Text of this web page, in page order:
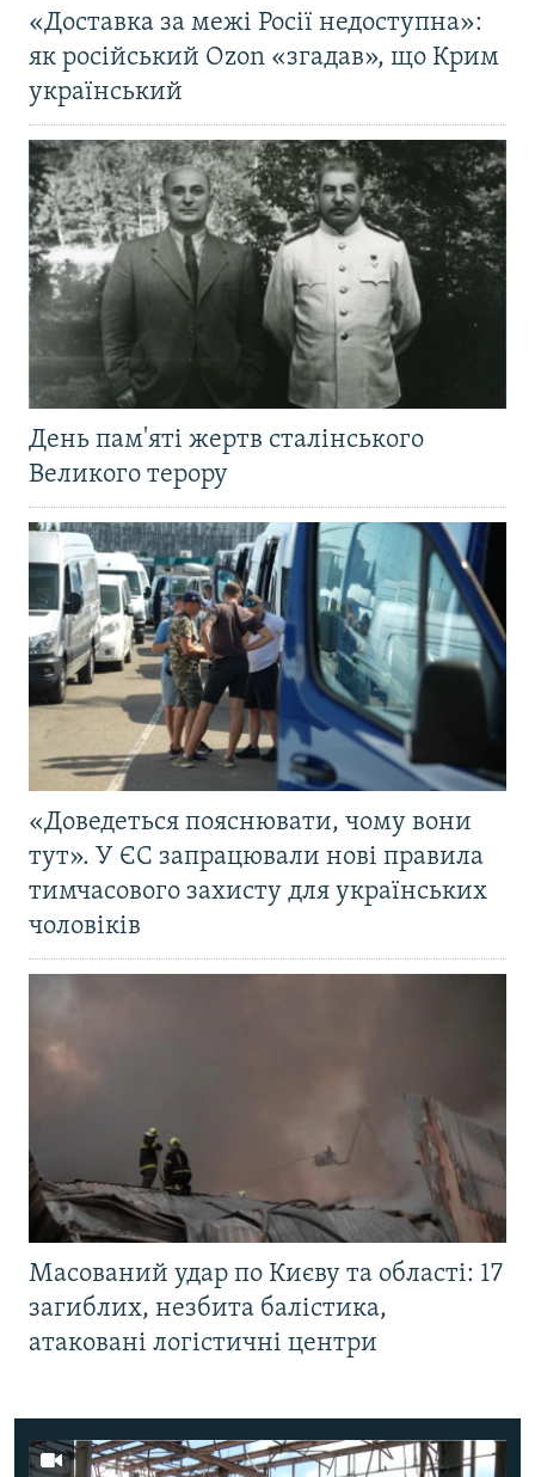
«Доставка за межі Росії недоступна»:
як російський Ozon «згадав», що Крим
український
День пам'яті жертв сталінського
Великого терору
«Доведеться пояснювати, чому вони
тут». У ЄС запрацювали нові правила
тимчасового захисту для українських
чоловіків
Масований удар по Києву та області: 17
загиблих, незбита балістика,
атаковані логістичні центри